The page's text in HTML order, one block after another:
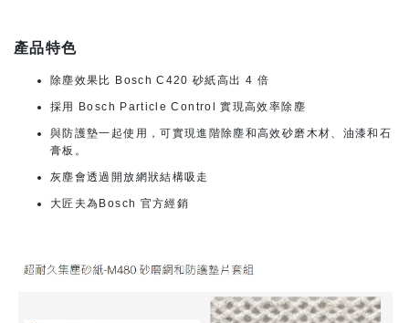
產品特色
除塵效果比 Bosch C420 砂紙高出 4 倍
採用 Bosch Particle Control 實現高效率除塵
與防護墊一起使用，可實現進階除塵和高效砂磨木材、油漆和石
膏板。
灰塵會透過開放網狀結構吸走
大匠夫為Bosch 官方經銷